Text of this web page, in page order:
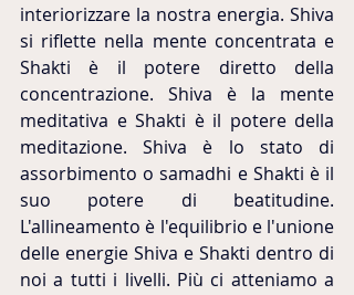
interiorizzare la nostra energia. Shiva
si riflette nella mente concentrata e
Shakti è il potere diretto della
concentrazione. Shiva è la mente
meditativa e Shakti è il potere della
meditazione. Shiva è lo stato di
assorbimento o samadhi e Shakti è il
suo potere di beatitudine.
L'allineamento è l'equilibrio e l'unione
delle energie Shiva e Shakti dentro di
noi a tutti i livelli. Più ci atteniamo a